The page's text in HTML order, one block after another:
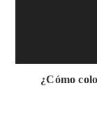
¿Cómo